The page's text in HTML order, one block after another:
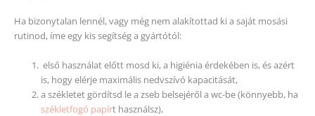
Ha bizonytalan lennél, vagy még nem alakítottad ki a saját mosási
rutinod, íme egy kis segítség a gyártótól:
első használat előtt mosd ki, a higiénia érdekében is, és azért
is, hogy elérje maximális nedvszívó kapacitását,
a székletet gördítsd le a zseb belsejéről a wc-be (könnyebb, ha
székletfogó papírt használsz),